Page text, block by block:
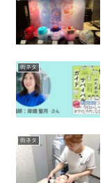
街ネタ
街ネタ